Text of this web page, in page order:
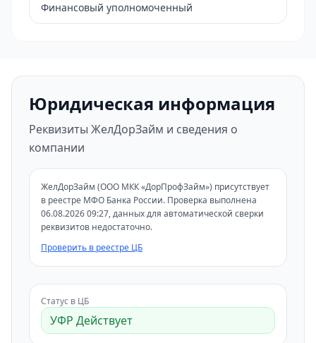
Финансовый уполномоченный
Юридическая информация
Реквизиты ЖелДорЗайм и сведения о
компании
ЖелДорЗайм (ООО МКК «ДорПрофЗайм») присутствует
в реестре МФО Банка России. Проверка выполнена
06.08.2026 09:27, данных для автоматической сверки
реквизитов недостаточно.
Проверить в реестре ЦБ
Статус в ЦБ
УФР Действует